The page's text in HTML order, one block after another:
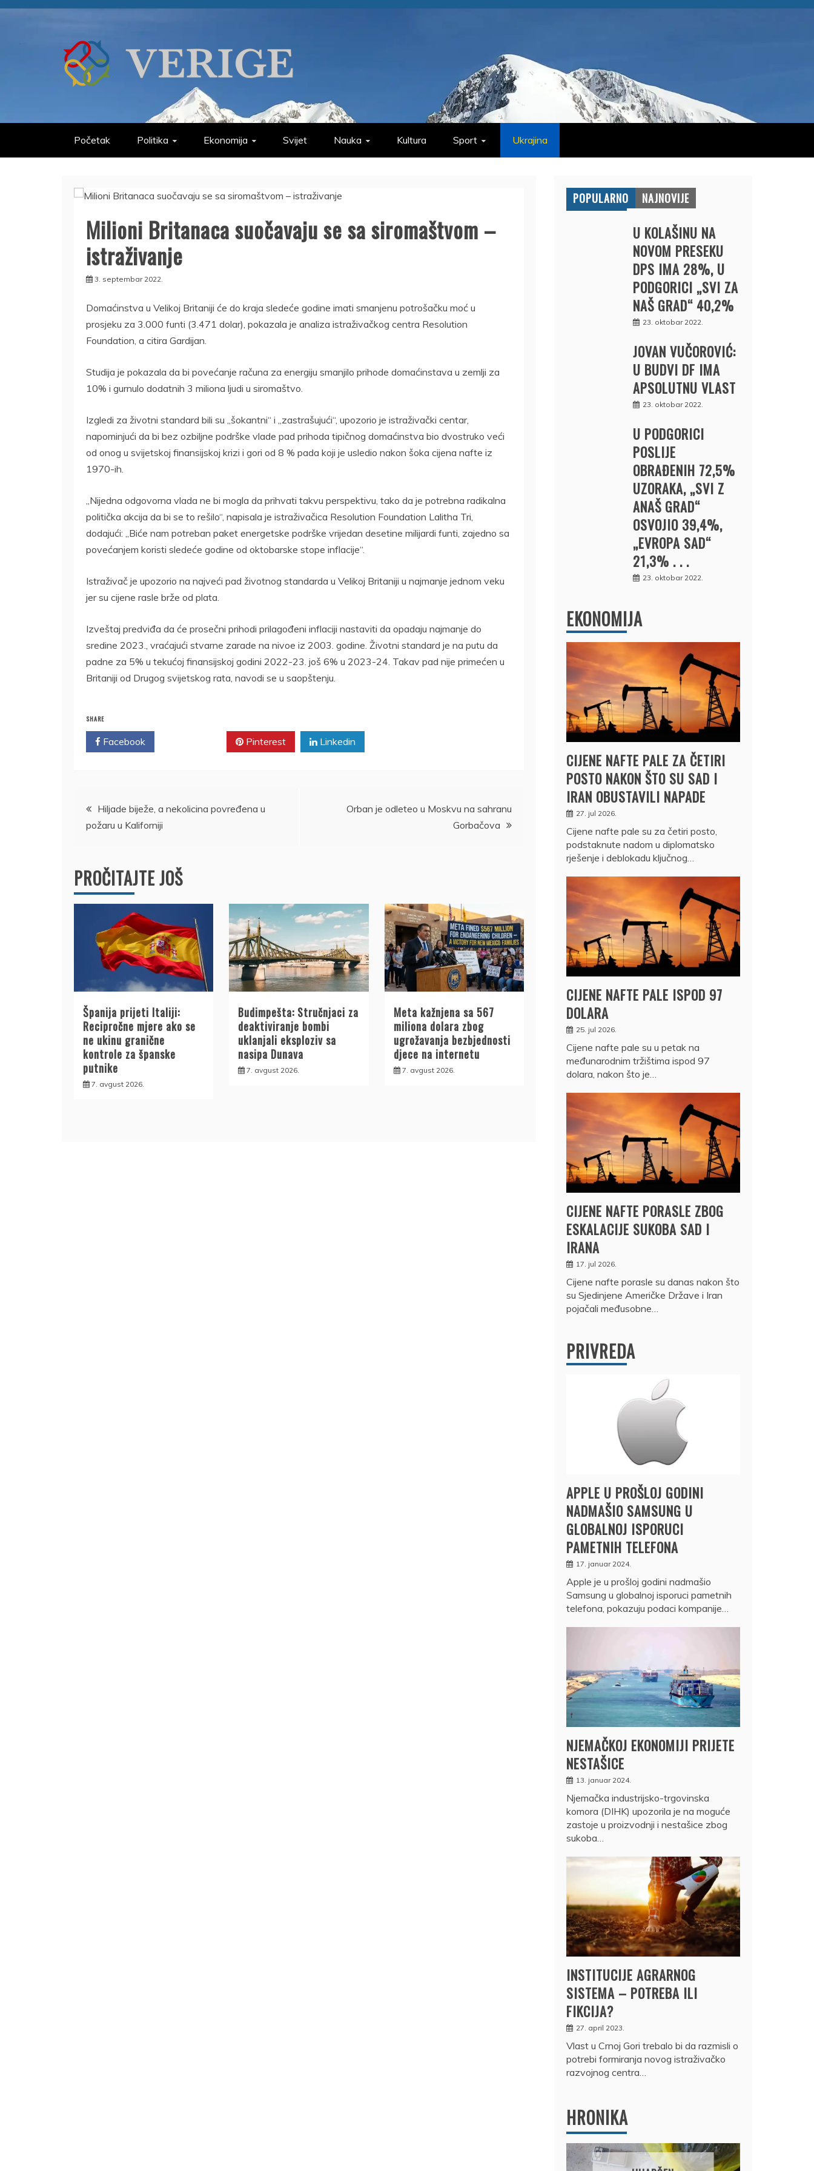
Skip
VERIGE
Početak Politika Ekonomija Svijet Nauka Kultura Sport Ukrajina
Milioni Britanaca suočavaju se sa siromaštvom –
istraživanje
3. septembar 2022.
Domaćinstva u Velikoj Britaniji će do kraja sledeće godine imati smanjenu potrošačku moć u
prosjeku za 3.000 funti (3.471 dolar), pokazala je analiza istraživačkog centra Resolution
Foundation, a citira Gardijan.
Studija je pokazala da bi povećanje računa za energiju smanjilo prihode domaćinstava u zemlji za
10% i gurnulo dodatnih 3 miliona ljudi u siromaštvo.
Izgledi za životni standard bili su „šokantni“ i „zastrašujući“, upozorio je istraživački centar,
napominjući da bi bez ozbiljne podrške vlade pad prihoda tipičnog domaćinstva bio dvostruko veći
od onog u svijetskoj finansijskoj krizi i gori od 8 % pada koji je usledio nakon šoka cijena nafte iz
1970-ih.
„Nijedna odgovorna vlada ne bi mogla da prihvati takvu perspektivu, tako da je potrebna radikalna
politička akcija da bi se to rešilo“, napisala je istraživačica Resolution Foundation Lalitha Tri,
dodajući: „Biće nam potreban paket energetske podrške vrijedan desetine milijardi funti, zajedno sa
povećanjem koristi sledeće godine od oktobarske stope inflacije“.
Istraživač je upozorio na najveći pad životnog standarda u Velikoj Britaniji u najmanje jednom veku
jer su cijene rasle brže od plata.
Izveštaj predviđa da će prosečni prihodi prilagođeni inflaciji nastaviti da opadaju najmanje do
sredine 2023., vraćajući stvarne zarade na nivoe iz 2003. godine. Životni standard je na putu da
padne za 5% u tekućoj finansijskoj godini 2022-23. još 6% u 2023-24. Takav pad nije primećen u
Britaniji od Drugog svijetskog rata, navodi se u saopštenju.
SHARE
Facebook Pinterest Linkedin
Kretanje
članka
Hiljade biježe, a nekolicina povređena u
požaru u Kaliforniji
Orban je odleteo u Moskvu na sahranu
Gorbačova
PROČITAJTE JOŠ
Španija prijeti Italiji:
Recipročne mjere ako se
ne ukinu granične
kontrole za španske
putnike
7. avgust 2026.
Budimpešta: Stručnjaci za
deaktiviranje bombi
uklanjali eksploziv sa
nasipa Dunava
7. avgust 2026.
Meta kažnjena sa 567
miliona dolara zbog
ugrožavanja bezbjednosti
djece na internetu
7. avgust 2026.
POPULARNO NAJNOVIJE
U KOLAŠINU NA
NOVOM PRESEKU
DPS IMA 28%, U
PODGORICI „SVI ZA
NAŠ GRAD“ 40,2%
23. oktobar 2022.
JOVAN VUČOROVIĆ:
U BUDVI DF IMA
APSOLUTNU VLAST
23. oktobar 2022.
U PODGORICI
POSLIJE
OBRAĐENIH 72,5%
UZORAKA, „SVI Z
ANAŠ GRAD“
OSVOJIO 39,4%,
„EVROPA SAD“
21,3% . . .
23. oktobar 2022.
EKONOMIJA
CIJENE NAFTE PALE ZA ČETIRI
POSTO NAKON ŠTO SU SAD I
IRAN OBUSTAVILI NAPADE
27. jul 2026.
Cijene nafte pale su za četiri posto,
podstaknute nadom u diplomatsko
rješenje i deblokadu ključnog…
CIJENE NAFTE PALE ISPOD 97
DOLARA
25. jul 2026.
Cijene nafte pale su u petak na
međunarodnim tržištima ispod 97
dolara, nakon što je…
CIJENE NAFTE PORASLE ZBOG
ESKALACIJE SUKOBA SAD I
IRANA
17. jul 2026.
Cijene nafte porasle su danas nakon što
su Sjedinjene Američke Države i Iran
pojačali međusobne…
PRIVREDA
APPLE U PROŠLOJ GODINI
NADMAŠIO SAMSUNG U
GLOBALNOJ ISPORUCI
PAMETNIH TELEFONA
17. januar 2024.
Apple je u prošloj godini nadmašio
Samsung u globalnoj isporuci pametnih
telefona, pokazuju podaci kompanije…
NJEMAČKOJ EKONOMIJI PRIJETE
NESTAŠICE
13. januar 2024.
Njemačka industrijsko-trgovinska
komora (DIHK) upozorila je na moguće
zastoje u proizvodnji i nestašice zbog
sukoba…
INSTITUCIJE AGRARNOG
SISTEMA – POTREBA ILI
FIKCIJA?
27. april 2023.
Vlast u Crnoj Gori trebalo bi da razmisli o
potrebi formiranja novog istraživačko
razvojnog centra…
HRONIKA